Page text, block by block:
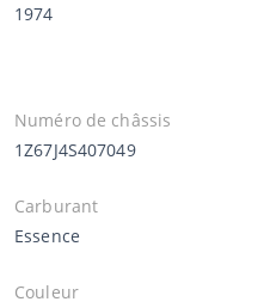
1974
Numéro de châssis
1Z67J4S407049
Carburant
Essence
Couleur